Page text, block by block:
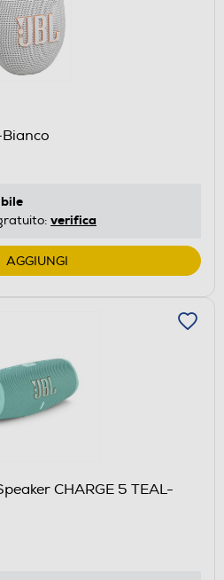
verifica
AGGIUNGI
CHARGE 5 TEAL-